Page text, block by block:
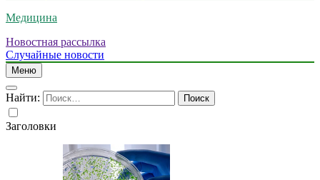
Медицина
Новостная рассылка
Случайные новости
Меню
Найти:
Заголовки